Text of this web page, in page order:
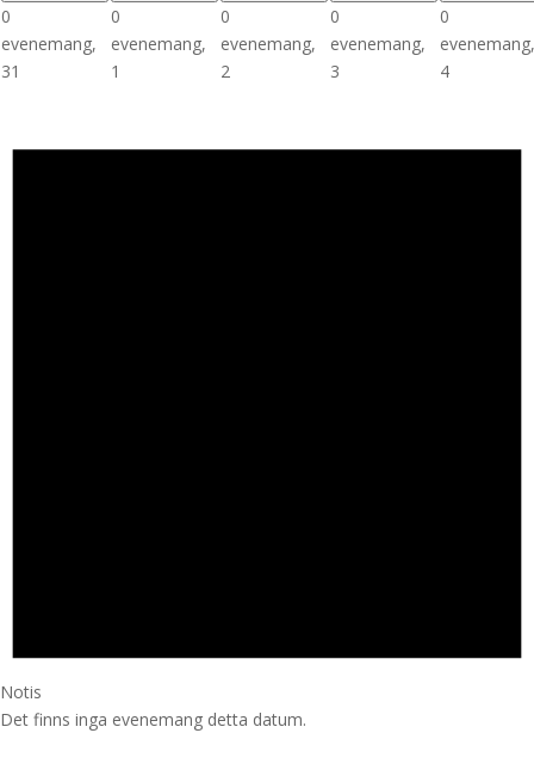
0
evenemang,
31
0
evenemang,
1
0
evenemang,
2
0
evenemang,
3
0
evenemang,
4
Notis
Det finns inga evenemang detta datum.